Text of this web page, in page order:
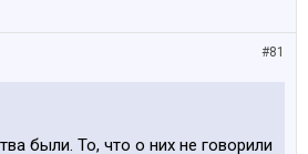
#81
были. То, что о них не говорили